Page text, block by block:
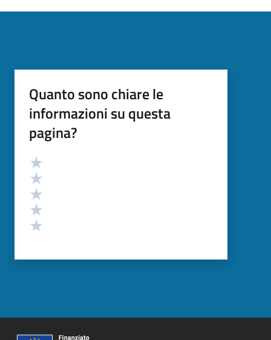
Quanto sono chiare le
informazioni su questa
pagina?
Valutazione